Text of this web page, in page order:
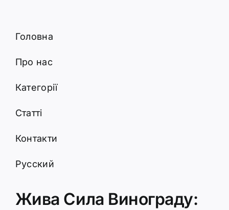
Головна
Про нас
Категорії
Статті
Контакти
Русский
Жива Сила Винограду: